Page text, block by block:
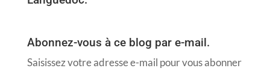
Abonnez-vous à ce blog par e-mail.
Saisissez votre adresse e-mail pour vous abonner